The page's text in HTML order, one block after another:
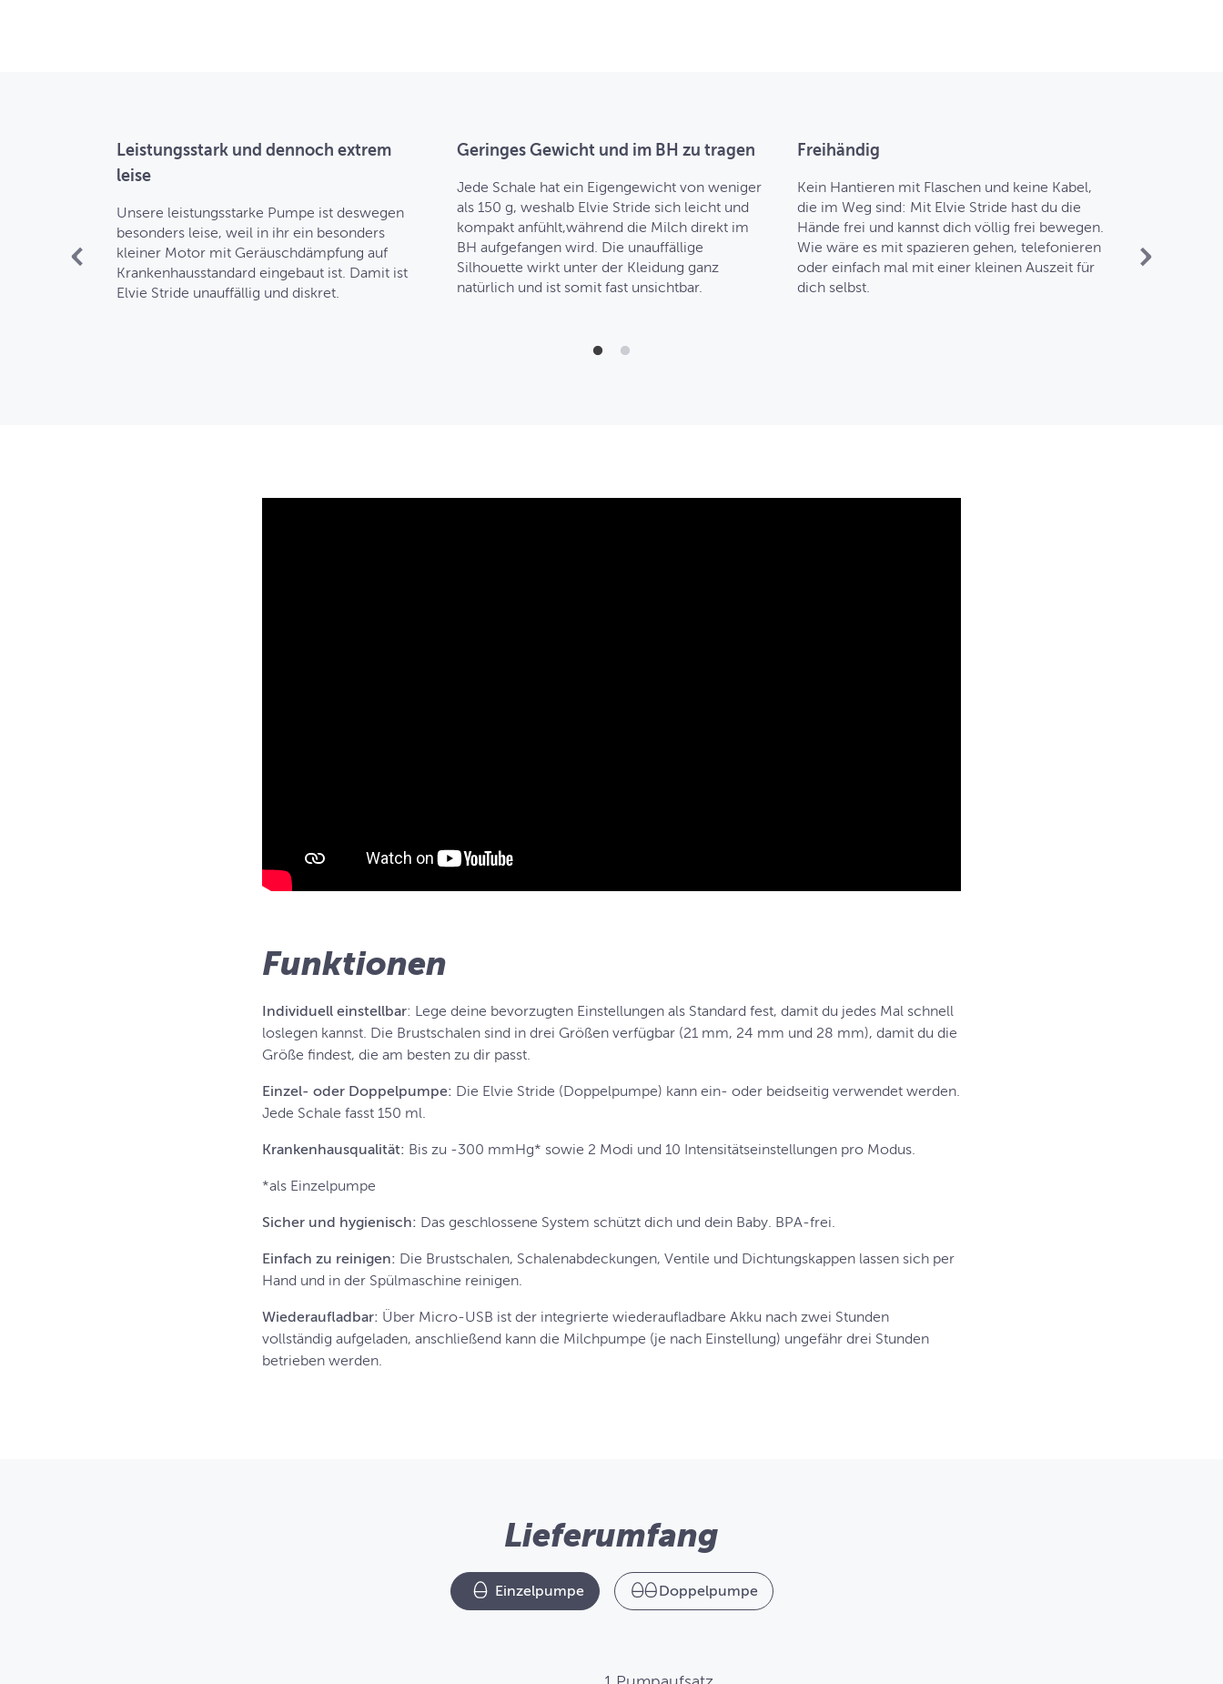
Leistungsstark und dennoch extrem
leise
Unsere leistungsstarke Pumpe ist deswegen
besonders leise, weil in ihr ein besonders
kleiner Motor mit Geräuschdämpfung auf
Krankenhausstandard eingebaut ist. Damit ist
Elvie Stride unauffällig und diskret.
Geringes Gewicht und im BH zu tragen
Jede Schale hat ein Eigengewicht von weniger
als 150 g, weshalb Elvie Stride sich leicht und
kompakt anfühlt,während die Milch direkt im
BH aufgefangen wird. Die unauffällige
Silhouette wirkt unter der Kleidung ganz
natürlich und ist somit fast unsichtbar.
Freihändig
Kein Hantieren mit Flaschen und keine Kabel,
die im Weg sind: Mit Elvie Stride hast du die
Hände frei und kannst dich völlig frei bewegen.
Wie wäre es mit spazieren gehen, telefonieren
oder einfach mal mit einer kleinen Auszeit für
dich selbst.
den
den BH
Funktionen
Individuell einstellbar: Lege deine bevorzugten Einstellungen als Standard fest, damit du jedes Mal schnell
loslegen kannst. Die Brustschalen sind in drei Größen verfügbar (21 mm, 24 mm und 28 mm), damit du die
Größe findest, die am besten zu dir passt.
Einzel- oder Doppelpumpe: Die Elvie Stride (Doppelpumpe) kann ein- oder beidseitig verwendet werden.
Jede Schale fasst 150 ml.
Krankenhausqualität: Bis zu -300 mmHg* sowie 2 Modi und 10 Intensitätseinstellungen pro Modus.
*als Einzelpumpe
Sicher und hygienisch: Das geschlossene System schützt dich und dein Baby. BPA-frei.
Einfach zu reinigen: Die Brustschalen, Schalenabdeckungen, Ventile und Dichtungskappen lassen sich per
Hand und in der Spülmaschine reinigen.
Wiederaufladbar: Über Micro-USB ist der integrierte wiederaufladbare Akku nach zwei Stunden
vollständig aufgeladen, anschließend kann die Milchpumpe (je nach Einstellung) ungefähr drei Stunden
betrieben werden.
Lieferumfang
Einzelpumpe Doppelpumpe